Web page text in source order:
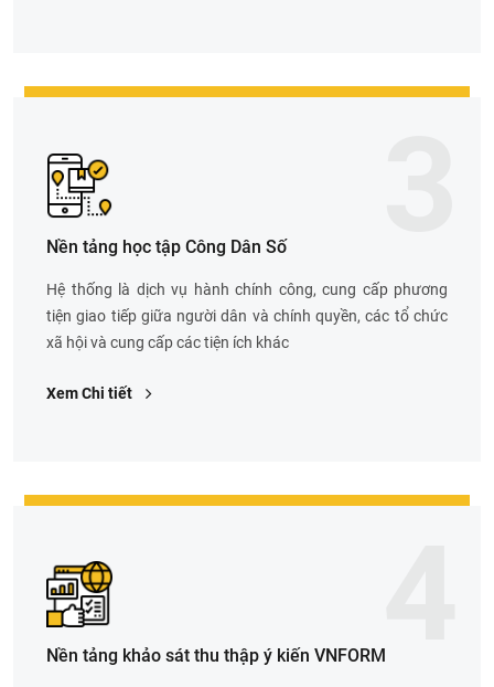
Nền tảng học tập Công Dân Số
Hệ thống là dịch vụ hành chính công, cung cấp phương
tiện giao tiếp giữa người dân và chính quyền, các tổ chức
xã hội và cung cấp các tiện ích khác
Xem Chi tiết
Nền tảng khảo sát thu thập ý kiến VNFORM